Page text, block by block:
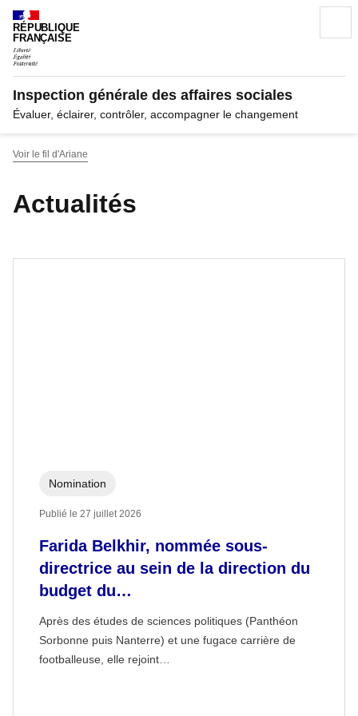
RÉPUBLIQUE
FRANÇAISE
Inspection générale des affaires sociales
Évaluer, éclairer, contrôler, accompagner le changement
Voir le fil d'Ariane
Actualités
Farida Belkhir, nommée sous-
directrice au sein de la direction du
budget du…
Après des études de sciences politiques (Panthéon
Sorbonne puis Nanterre) et une fugace carrière de
footballeuse, elle rejoint…
Nomination
Publié le 27 juillet 2026